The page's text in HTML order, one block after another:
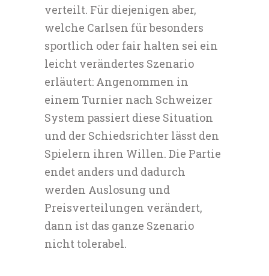
verteilt. Für diejenigen aber,
welche Carlsen für besonders
sportlich oder fair halten sei ein
leicht verändertes Szenario
erläutert: Angenommen in
einem Turnier nach Schweizer
System passiert diese Situation
und der Schiedsrichter lässt den
Spielern ihren Willen. Die Partie
endet anders und dadurch
werden Auslosung und
Preisverteilungen verändert,
dann ist das ganze Szenario
nicht tolerabel.